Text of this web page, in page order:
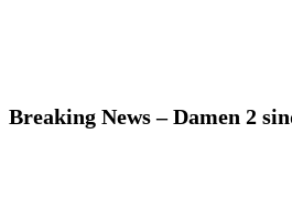
Breaking News – Damen 2